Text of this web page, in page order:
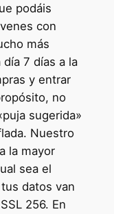
podáis
con
más
día 7 días a la
y entrar
no
sugerida»
Nuestro
la mayor
sea el
datos van
256. En